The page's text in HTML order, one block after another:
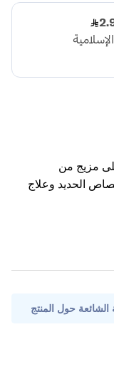
على مزيج من
الحديد وعلاج
مزيج من الفيتامينات
الشائعة حول المنتج